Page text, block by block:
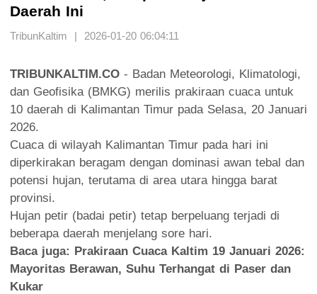
Daerah Ini
TribunKaltim | 2026-01-20 06:04:11
TRIBUNKALTIM.CO - Badan Meteorologi, Klimatologi,
dan Geofisika (BMKG) merilis prakiraan cuaca untuk
10 daerah di Kalimantan Timur pada Selasa, 20 Januari
2026.
Cuaca di wilayah Kalimantan Timur pada hari ini
diperkirakan beragam dengan dominasi awan tebal dan
potensi hujan, terutama di area utara hingga barat
provinsi.
Hujan petir (badai petir) tetap berpeluang terjadi di
beberapa daerah menjelang sore hari.
Baca juga: Prakiraan Cuaca Kaltim 19 Januari 2026:
Mayoritas Berawan, Suhu Terhangat di Paser dan
Kukar